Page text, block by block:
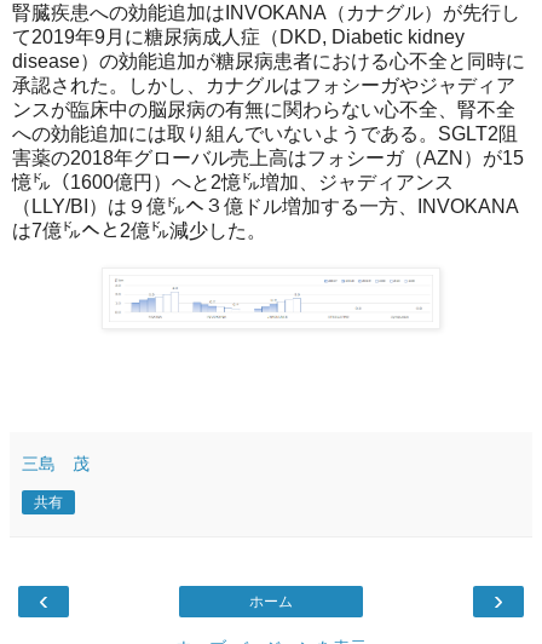
腎臓疾患への効能追加はINVOKANA（カナグル）が先行し
て2019年9月に糖尿病成人症（DKD, Diabetic kidney
disease）の効能追加が糖尿病患者における心不全と同時に
承認された。しかし、カナグルはフォシーガやジャディア
ンスが臨床中の脳尿病の有無に関わらない心不全、腎不全
への効能追加には取り組んでいないようである。SGLT2阻
害薬の2018年グローバル売上高はフォシーガ（AZN）が15
憶㌦（1600億円）へと2憶㌦増加、ジャディアンス
（LLY/BI）は９億㌦へ３億ドル増加する一方、INVOKANA
は7億㌦へと2億㌦減少した。
三島 茂
共有
‹ ›
ホーム